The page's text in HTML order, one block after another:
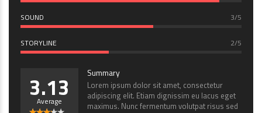
SOUND 3/5
STORYLINE 2/5
3.13
Average
Summary
Lorem ipsum dolor sit amet, consectetur
adipiscing elit. Etiam dignissim eu lacus eget
maximus. Nunc fermentum volutpat risus sed